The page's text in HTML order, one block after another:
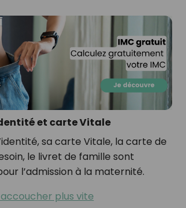
et carte Vitale
sa carte Vitale, la carte de
le livret de famille sont
l’admission à la maternité.
plus vite